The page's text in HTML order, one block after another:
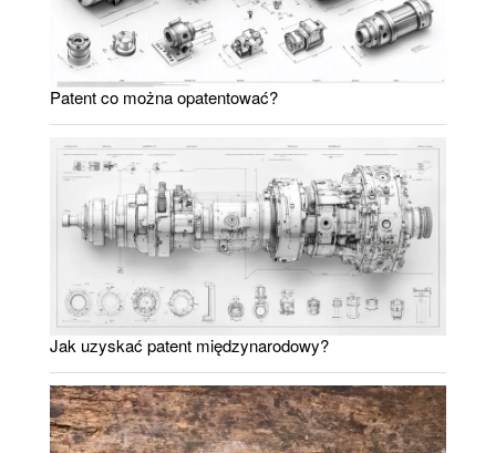
Patent co można opatentować?
Jak uzyskać patent międzynarodowy?